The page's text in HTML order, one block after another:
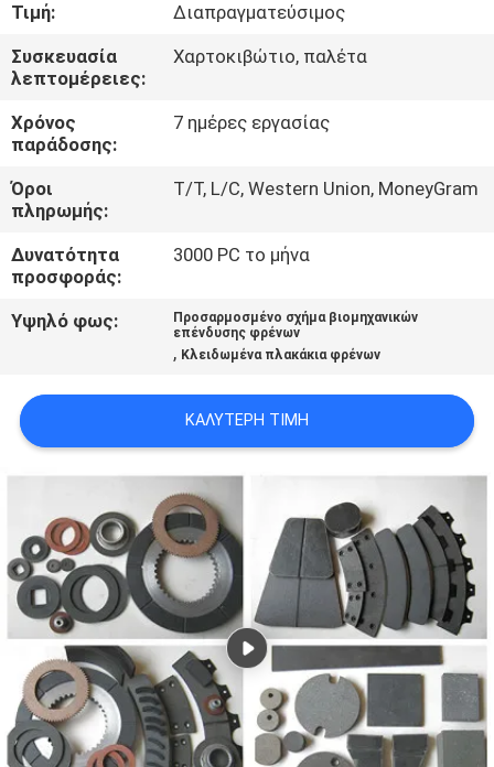
ΕΛΆΤΕ
ΣΕ
ΕΠΑΦΉ
ΜΕ
ΖΗΤΉΣΤΕ
ΈΝΑ
ΑΠΌΣΠΑΣΜΑ
PRIVACY
POLICY
Τιμή:
Διαπραγματεύσιμος
Συσκευασία
λεπτομέρειες:
Χαρτοκιβώτιο, παλέτα
Χρόνος
παράδοσης:
7 ημέρες εργασίας
Όροι
πληρωμής:
T/T, L/C, Western Union, MoneyGram
Δυνατότητα
προσφοράς:
3000 PC το μήνα
Υψηλό φως:
Προσαρμοσμένο σχήμα βιομηχανικών
επένδυσης φρένων
, Κλειδωμένα πλακάκια φρένων
ΚΑΛΎΤΕΡΗ ΤΙΜΉ